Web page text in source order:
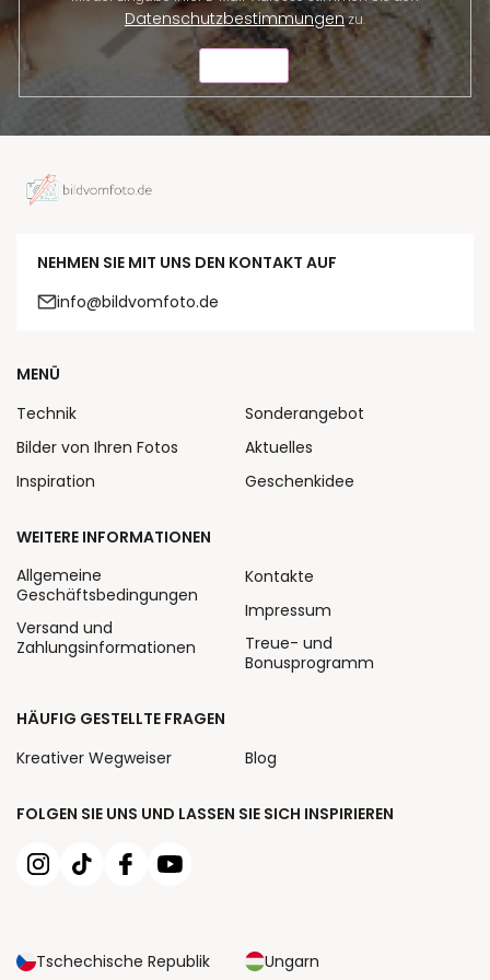
Datenschutzbestimmungenzu.
NEHMEN SIE MIT UNS DEN KONTAKT AUF
info@bildvomfoto.de
FOLGEN SIE UNS UND LASSEN SIE SICH INSPIRIEREN
Tschechische Republik Ungarn
MENÜ
Technik
Bilder von Ihren Fotos
Inspiration
Sonderangebot
Aktuelles
Geschenkidee
WEITERE INFORMATIONEN
Allgemeine
Geschäftsbedingungen
Versand und
Zahlungsinformationen
Kontakte
Impressum
Treue- und
Bonusprogramm
HÄUFIG GESTELLTE FRAGEN
Kreativer Wegweiser
Blog